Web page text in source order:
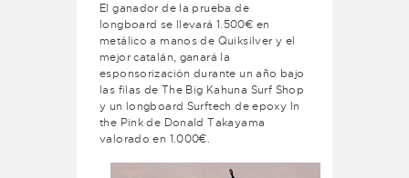
El ganador de la prueba de
longboard se llevará 1.500€ en
metálico a manos de Quiksilver y el
mejor catalán, ganará la
esponsorización durante un año bajo
las filas de The Big Kahuna Surf Shop
y un longboard Surftech de epoxy In
the Pink de Donald Takayama
valorado en 1.000€.